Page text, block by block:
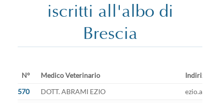
iscritti all'albo di
Brescia
N° Medico Veterinario
Indirizzo
570
DOTT. ABRAMI EZIO